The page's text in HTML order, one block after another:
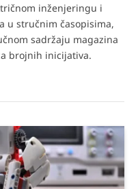
inženjeringu i
u stručnim časopisima,
sadržaju magazina
brojnih inicijativa.